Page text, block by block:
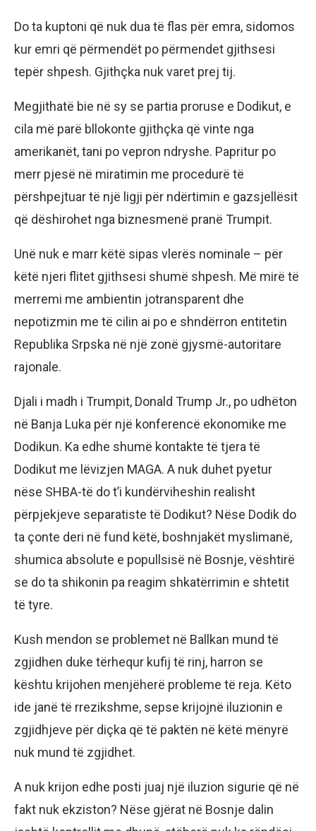
Do ta kuptoni që nuk dua të flas për emra, sidomos
kur emri që përmendët po përmendet gjithsesi
tepër shpesh. Gjithçka nuk varet prej tij.
Megjithatë bie në sy se partia proruse e Dodikut, e
cila më parë bllokonte gjithçka që vinte nga
amerikanët, tani po vepron ndryshe. Papritur po
merr pjesë në miratimin me procedurë të
përshpejtuar të një ligji për ndërtimin e gazsjellësit
që dëshirohet nga biznesmenë pranë Trumpit.
Unë nuk e marr këtë sipas vlerës nominale – për
këtë njeri flitet gjithsesi shumë shpesh. Më mirë të
merremi me ambientin jotransparent dhe
nepotizmin me të cilin ai po e shndërron entitetin
Republika Srpska në një zonë gjysmë-autoritare
rajonale.
Djali i madh i Trumpit, Donald Trump Jr., po udhëton
në Banja Luka për një konferencë ekonomike me
Dodikun. Ka edhe shumë kontakte të tjera të
Dodikut me lëvizjen MAGA. A nuk duhet pyetur
nëse SHBA-të do t’i kundërviheshin realisht
përpjekjeve separatiste të Dodikut? Nëse Dodik do
ta çonte deri në fund këtë, boshnjakët myslimanë,
shumica absolute e popullsisë në Bosnje, vështirë
se do ta shikonin pa reagim shkatërrimin e shtetit
të tyre.
Kush mendon se problemet në Ballkan mund të
zgjidhen duke tërhequr kufij të rinj, harron se
kështu krijohen menjëherë probleme të reja. Këto
ide janë të rrezikshme, sepse krijojnë iluzionin e
zgjidhjeve për diçka që të paktën në këtë mënyrë
nuk mund të zgjidhet.
A nuk krijon edhe posti juaj një iluzion sigurie që në
fakt nuk ekziston? Nëse gjërat në Bosnje dalin